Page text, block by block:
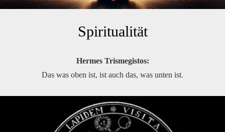
Spiritualität
Hermes Trismegistos:
Das was oben ist, ist auch das, was unten ist.